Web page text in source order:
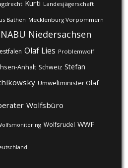
Kurti Landesjägerschaft
Bathen Mecklenburg Vorpommern
NABU Niedersachsen
Olaf Lies Problemwolf
Anhalt Schweiz Stefan
Umweltminister Olaf
Wolfsbüro
Wolfsrudel WWF